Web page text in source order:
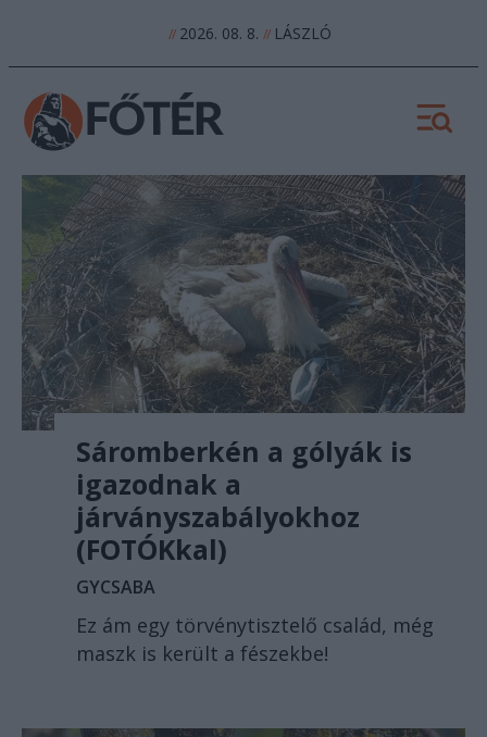
//2026. 08. 8. //LÁSZLÓ
Sáromberkén a gólyák is
igazodnak a
járványszabályokhoz
(FOTÓKkal)
GYCSABA
Ez ám egy törvénytisztelő család, még
maszk is került a fészekbe!